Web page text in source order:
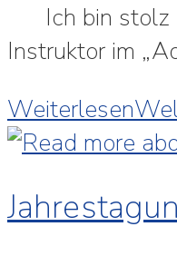
Ich bin stolz
Instruktor im
Weiterlesen